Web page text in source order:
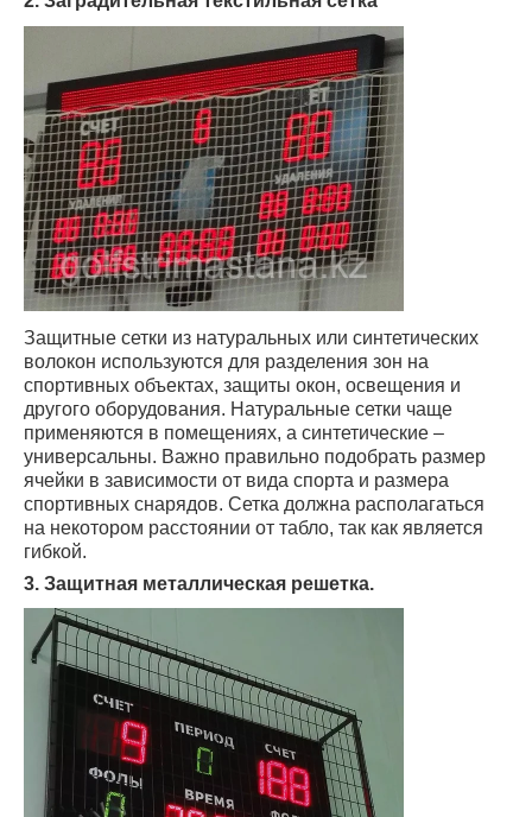
Защитные сетки из натуральных или синтетических
волокон используются для разделения зон на
спортивных объектах, защиты окон, освещения и
другого оборудования. Натуральные сетки чаще
применяются в помещениях, а синтетические –
универсальны. Важно правильно подобрать размер
ячейки в зависимости от вида спорта и размера
спортивных снарядов. Сетка должна располагаться
на некотором расстоянии от табло, так как является
гибкой.
3. Защитная металлическая решетка.